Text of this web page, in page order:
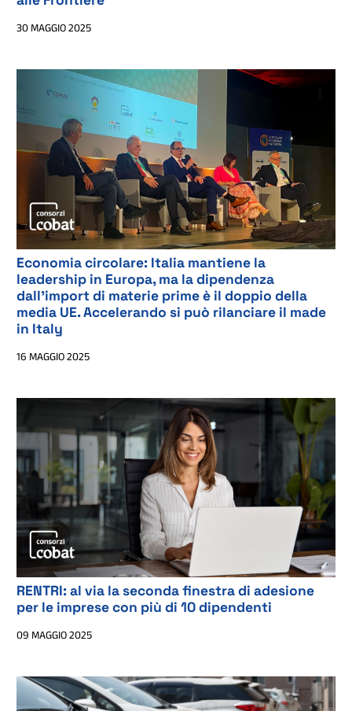
30 MAGGIO 2025
Economia circolare: Italia mantiene la
leadership in Europa, ma la dipendenza
dall’import di materie prime è il doppio della
media UE. Accelerando si può rilanciare il made
in Italy
16 MAGGIO 2025
RENTRI: al via la seconda finestra di adesione
per le imprese con più di 10 dipendenti
09 MAGGIO 2025